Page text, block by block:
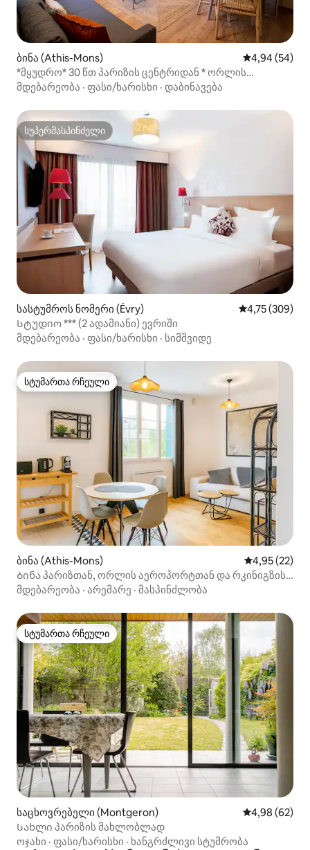
ბინა (Athis-Mons) საშუალო
4,94 (54)
*მყუდრო* 30 წთ პარიზის ცენტრიდან * ორლის
აეროპორტი
მდებარეობა · ფასი/ხარისხი · დაბინავება
სუპერმასპინძელი
სუპერმასპინძელი
სასტუმროს ნომერი (Évry) საშუალო
4,75 (309)
Სტუდიო *** (2 ადამიანი) ევრიში
მდებარეობა · ფასი/ხარისხი · სიმშვიდე
სტუმართა რჩეული
სტუმართა რჩეული
ბინა (Athis-Mons) საშუალო
4,95 (22)
Ბინა პარიზთან, ორლის აეროპორტთან და რკინიგზის
სადგურებთან
მდებარეობა · არემარე · მასპინძლობა
სტუმართა რჩეული
სტუმართა რჩეული
საცხოვრებელი (Montgeron) საშუალო
4,98 (62)
Სახლი პარიზის მახლობლად
ოჯახი · ფასი/ხარისხი · ხანგრძლივი სტუმრობა